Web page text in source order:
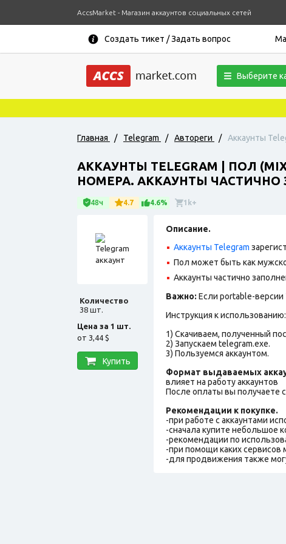
AccsMarket - Магазин аккаунтов социальных сетей
Создать тикет / Задать вопрос
Выберите
Главная / Telegram / Автореги / Аккаунты
АККАУНТЫ TELEGRAM | ПОЛ
НОМЕРА. АККАУНТЫ
48ч 4.7 4.6% 1k+
Количество
38 шт.
Цена за 1 шт.
от 3,44 $
Купить
Описание.
Аккаунты Telegram
Пол может быть как
Аккаунты частично
Важно: Если portable-версии
Инструкция к использованию:
1) Скачиваем, полученный
2) Запускаем telegram.exe.
3) Пользуемся аккаунтом.
Формат выдаваемых
влияет на работу аккаунтов
После оплаты вы получаете
Рекомендации к покупке.
-при работе с аккаунтами
-сначала купите небольшое
-рекомендации по
-при помощи каких сервисов
-для продвижения также